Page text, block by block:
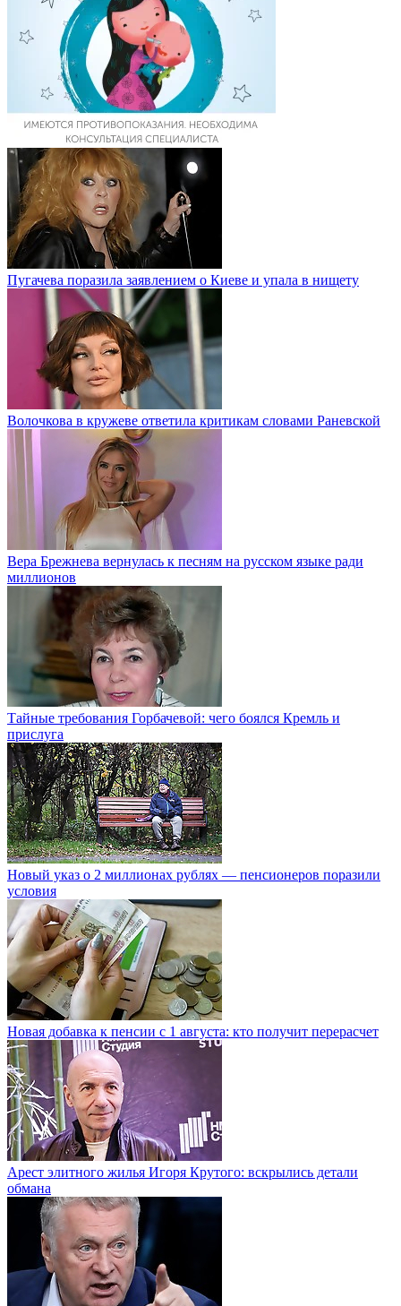
Пугачева поразила заявлением о Киеве и упала в нищету
Волочкова в кружеве ответила критикам словами Раневской
Вера Брежнева вернулась к песням на русском языке ради
миллионов
Тайные требования Горбачевой: чего боялся Кремль и
прислуга
Новый указ о 2 миллионах рублях — пенсионеров поразили
условия
Новая добавка к пенсии с 1 августа: кто получит перерасчет
Арест элитного жилья Игоря Крутого: вскрылись детали
обмана